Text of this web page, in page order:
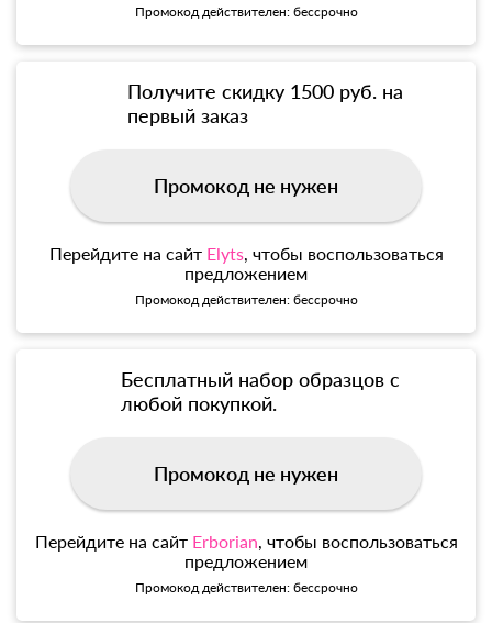
Промокод действителен: бессрочно
Получите скидку 1500 руб. на
первый заказ
Промокод не нужен
Перейдите на сайт Elyts, чтобы воспользоваться
предложением
Промокод действителен: бессрочно
Бесплатный набор образцов с
любой покупкой.
Промокод не нужен
Перейдите на сайт Erborian, чтобы воспользоваться
предложением
Промокод действителен: бессрочно